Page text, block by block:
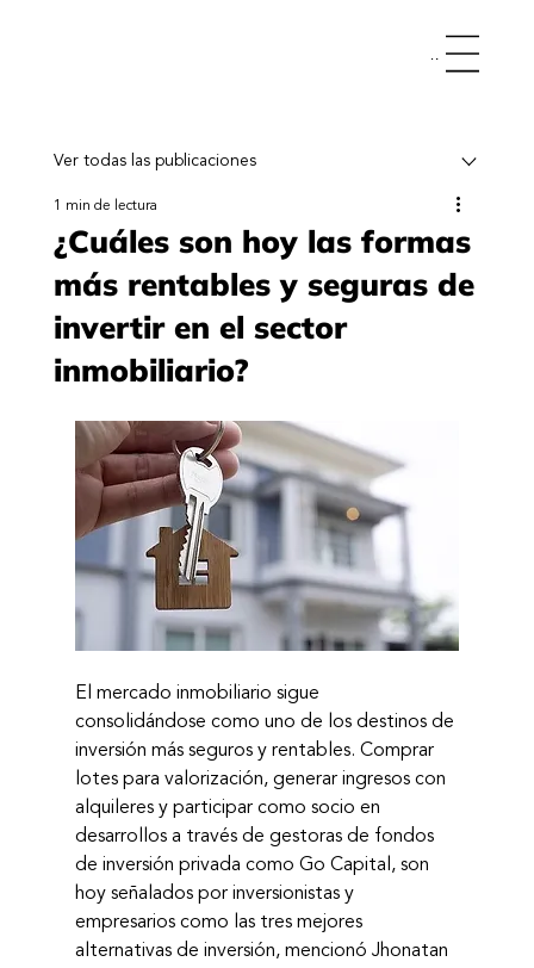
Menu
Ver todas las publicaciones
¿Cuáles son hoy las formas
más rentables y seguras de
invertir en el sector
inmobiliario?
1 min de lectura
El mercado inmobiliario sigue
consolidándose como uno de los destinos de
inversión más seguros y rentables. Comprar
lotes para valorización, generar ingresos con
alquileres y participar como socio en
desarrollos a través de gestoras de fondos
de inversión privada como Go Capital, son
hoy señalados por inversionistas y
empresarios como las tres mejores
alternativas de inversión, mencionó Jhonatan